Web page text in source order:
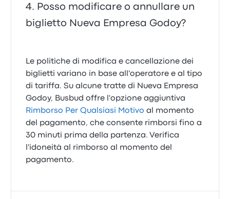
Posso modificare o annullare un
biglietto Nueva Empresa Godoy?
Le politiche di modifica e cancellazione dei
biglietti variano in base all'operatore e al tipo
di tariffa. Su alcune tratte di Nueva Empresa
Godoy, Busbud offre l'opzione aggiuntiva
Rimborso Per Qualsiasi Motivo al momento
del pagamento, che consente rimborsi fino a
30 minuti prima della partenza. Verifica
l'idoneità al rimborso al momento del
pagamento.